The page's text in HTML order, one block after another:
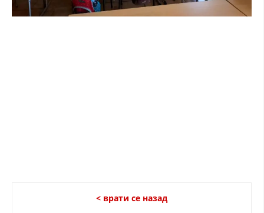
< врати се назад